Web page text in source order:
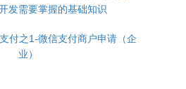
发需要掌握的基础知识
付之1-微信支付商户申请（企
业）